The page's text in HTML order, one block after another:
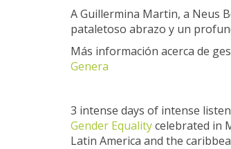
A Guillermina Martin, a Neus
pataletoso abrazo y un
Más información acerca de
Genera
3 intense days of intense
Gender Equalitycelebrated in
Latin America and the